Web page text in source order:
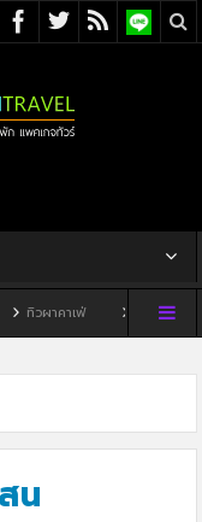
บ้านพิพิธภัณฑ์ไทดำ
น